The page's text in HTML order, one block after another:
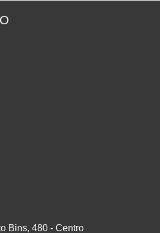
Bins, 480 - Centro